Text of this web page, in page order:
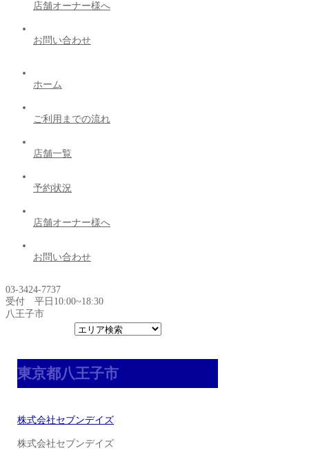
店舗オーナー様へ
お問い合わせ
ホーム
ご利用までの流れ
店舗一覧
予約状況
店舗オーナー様へ
お問い合わせ
03-3424-7737
受付 平日10:00~18:30
八王子市
東京都八王子市
株式会社セブンデイズ
株式会社セブンデイズ